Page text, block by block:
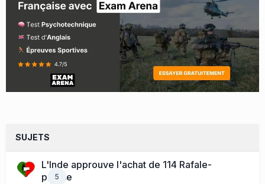
SUJETS
5
L'Inde approuve l'achat de 114 Rafale-
presse